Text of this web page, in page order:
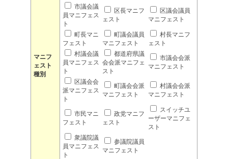
マニフ
ェスト
種別
市議会議
員マニフェス
ト
区長マニフ
ェスト
区議会議員
マニフェスト
町長マニ
フェスト
町議会議員
マニフェスト
村長マニフ
ェスト
村議会議
員マニフェス
ト
都道府県議
会会派マニフェ
スト
市議会会派
マニフェスト
区議会会
派マニフェス
ト
町議会会派
マニフェスト
村議会会派
マニフェスト
市民マニ
フェスト
政党マニフ
ェスト
スイッチユ
ーザーマニフェ
スト
衆議院議
員マニフェス
ト
参議院議員
マニフェスト